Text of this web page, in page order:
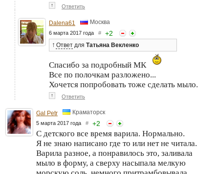
↑ Ответить
Dalena61 Москва
6 марта 2017 года # +2
↑ Ответ для Татьяна Векленко
Спасибо за подробный МК
Все по полочкам разложено...
Хочется попробовать тоже сделать мыло.
↑ Ответить
Gal Petr Краматорск
5 марта 2017 года # +2
С детского все время варила. Нормально.
Я не знаю написано где то или нет не читала.
Варила разное, а понравилось это, заливала
мыло в форму, а сверху насыпала мелкую